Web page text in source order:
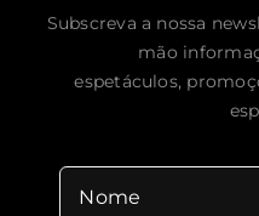
Subscreva a nossa
mão
espetáculos,
Nome